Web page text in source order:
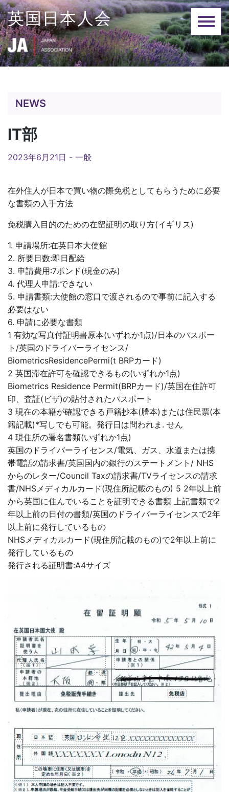
Skip
to
content
英国日本人会
NEWS
IT部
2023年6月21日 - 一般
在外住人が日本で買い物の際免税としてもらうために必要
な書類の入手方法
免税購入目的のための在留証明の取り方(イギリス)
1. 申請場所:在英日本大使館
2. 所要日数:即日配給
3. 申請費用:7ポンド(現金のみ)
4. 代理人申請:できない
5. 申請書類:大使館の窓口で渡されるので事前に記入する
必要はない
6. 申請に必要な書類
1 有効な写真付証明書原本(いずれか1点)/日本のパスポー
ト/英国のドライバーライセンス/
BiometricsResidencePermi(t BRPカード)
2 英国滞在許可を確認できるもの(いずれか1点)
Biometrics Residence Permit(BRPカード)/英国在住許可
印、査証(ビザ)の貼付されたパスポート
3 現在の本籍が確認できる戸籍抄本(謄本)または住民票(本
籍記載)*写しでも可能。発行日は問われま. せん
4 現住所の署名書類(いずれか1点)
英国のドライバーライセンス/電気、ガス、水道または携
帯電話の請求書/英国国内の銀行のステートメント/ NHS
からのレター/Council Taxの請求書/TVライセンスの請求
書/NHSメディカルカード(現住所記載のもの) 5 2年以上前
から英国に住んでいることを証明できる書類 上記書類で2
年以上前の日付の書類/英国のドライバーライセンスで2年
以上前に発行しているもの
NHSメディカルカード(現住所記載のもの)で2年以上前に
発行しているもの
発行される証明書:A4サイズ